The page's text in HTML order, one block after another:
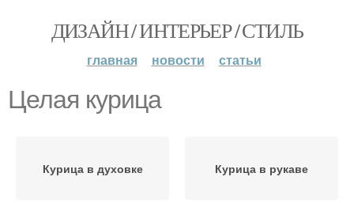
ДИЗАЙН / ИНТЕРЬЕР / СТИЛЬ
главная новости статьи
Целая курица
Курица в духовке Курица в рукаве